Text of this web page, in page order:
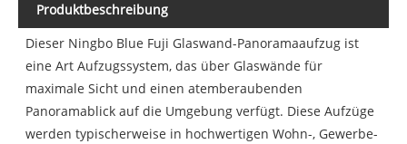
Produktbeschreibung
Dieser Ningbo Blue Fuji Glaswand-Panoramaaufzug ist
eine Art Aufzugssystem, das über Glaswände für
maximale Sicht und einen atemberaubenden
Panoramablick auf die Umgebung verfügt. Diese Aufzüge
werden typischerweise in hochwertigen Wohn-, Gewerbe-